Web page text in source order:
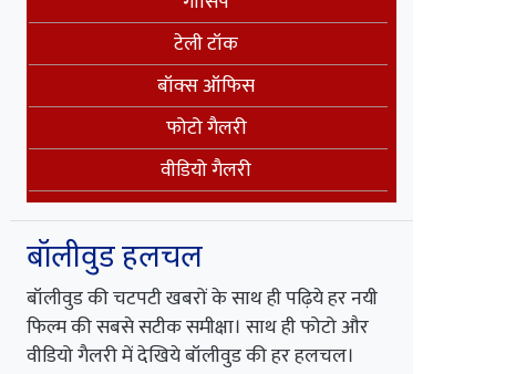
टेली टॉक
बॉक्स ऑफिस
फोटो गैलरी
वीडियो गैलरी
बॉलीवुड हलचल
बॉलीवुड की चटपटी खबरों के साथ ही पढ़िये हर नयी
फिल्म की सबसे सटीक समीक्षा। साथ ही फोटो और
वीडियो गैलरी में देखिये बॉलीवुड की हर हलचल।